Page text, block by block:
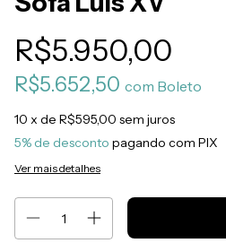
R$5.950,00
R$5.652,50 com Boleto
10 x de R$595,00 sem juros
5% de desconto pagando com PIX
Ver mais detalhes